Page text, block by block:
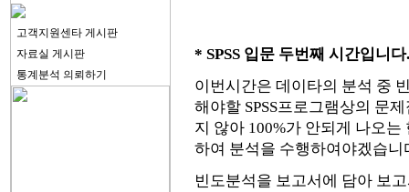
고객지원센타 게시판
자료실 게시판
통계분석 의뢰하기
* SPSS 입문 두번째 시간입니다.
이번시간은 데이타의 분석 중
해야할 SPSS프로그램상의 문
지 않아 100%가 안되게 나오
하여 분석을 수행하여야겠습니
빈도분석을 보고서에 담아 보